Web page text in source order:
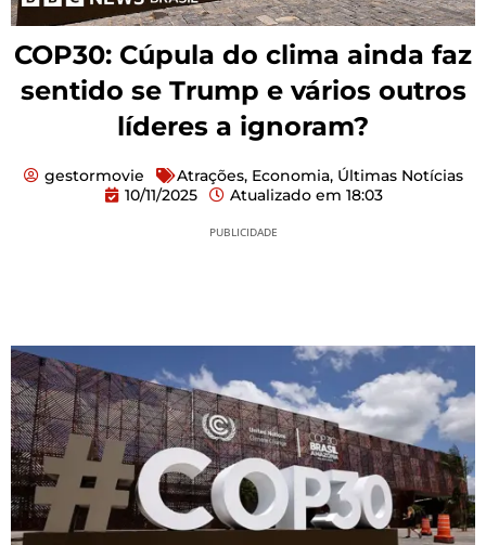
COP30: Cúpula do clima ainda faz
sentido se Trump e vários outros
líderes a ignoram?
gestormovie Atrações, Economia, Últimas Notícias
10/11/2025
Atualizado em 18:03
PUBLICIDADE